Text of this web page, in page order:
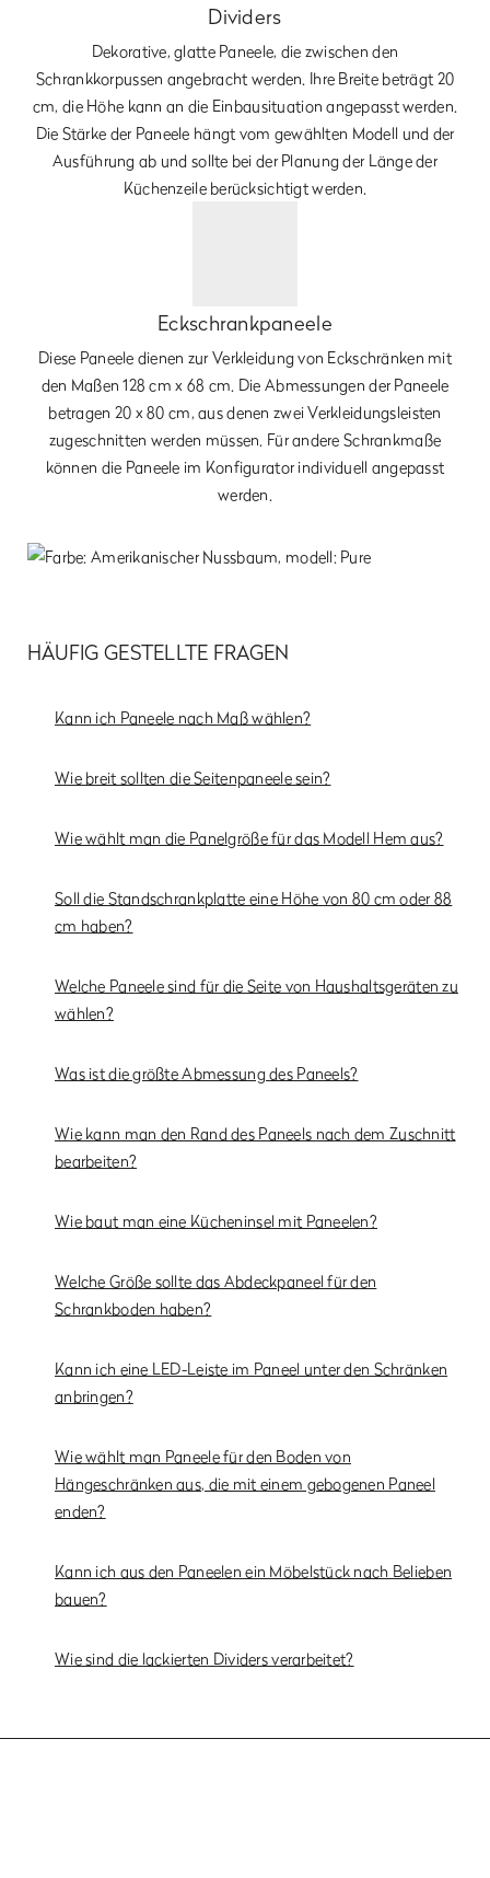
Dividers
Dekorative, glatte Paneele, die zwischen den
Schrankkorpussen angebracht werden. Ihre Breite beträgt 20
cm, die Höhe kann an die Einbausituation angepasst werden.
Die Stärke der Paneele hängt vom gewählten Modell und der
Ausführung ab und sollte bei der Planung der Länge der
Küchenzeile berücksichtigt werden.
Eckschrankpaneele
Diese Paneele dienen zur Verkleidung von Eckschränken mit
den Maßen 128 cm x 68 cm. Die Abmessungen der Paneele
betragen 20 x 80 cm, aus denen zwei Verkleidungsleisten
zugeschnitten werden müssen. Für andere Schrankmaße
können die Paneele im Konfigurator individuell angepasst
werden.
HÄUFIG GESTELLTE FRAGEN
Kann ich Paneele nach Maß wählen?
Wie breit sollten die Seitenpaneele sein?
Wie wählt man die Panelgröße für das Modell Hem aus?
Soll die Standschrankplatte eine Höhe von 80 cm oder 88
cm haben?
Welche Paneele sind für die Seite von Haushaltsgeräten zu
wählen?
Was ist die größte Abmessung des Paneels?
Wie kann man den Rand des Paneels nach dem Zuschnitt
bearbeiten?
Wie baut man eine Kücheninsel mit Paneelen?
Welche Größe sollte das Abdeckpaneel für den
Schrankboden haben?
Kann ich eine LED-Leiste im Paneel unter den Schränken
anbringen?
Wie wählt man Paneele für den Boden von
Hängeschränken aus, die mit einem gebogenen Paneel
enden?
Kann ich aus den Paneelen ein Möbelstück nach Belieben
bauen?
Wie sind die lackierten Dividers verarbeitet?